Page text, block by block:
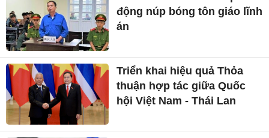
động núp bóng tôn giáo lĩnh
án
Triển khai hiệu quả Thỏa
thuận hợp tác giữa Quốc
hội Việt Nam - Thái Lan